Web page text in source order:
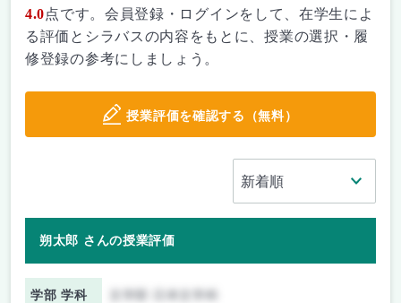
4.0点です。会員登録・ログインをして、在学生によ
る評価とシラバスの内容をもとに、授業の選択・履
修登録の参考にしましょう。
授業評価を確認する（無料）
朔太郎 さんの授業評価
学部 学科